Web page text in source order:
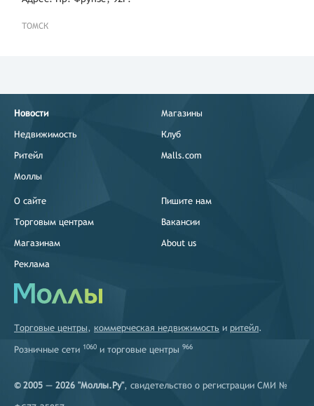
ТОМСК
Новости
Недвижимость
Ритейл
Моллы
Магазины
Клуб
Malls.com
О сайте
Торговым центрам
Магазинам
Реклама
Пишите нам
Вакансии
About us
Торговые центры, коммерческая недвижимость и ритейл.
Розничные сети 1060 и торговые центры 966
© 2005 — 2026 "Моллы.Ру", свидетельство о регистрации СМИ №